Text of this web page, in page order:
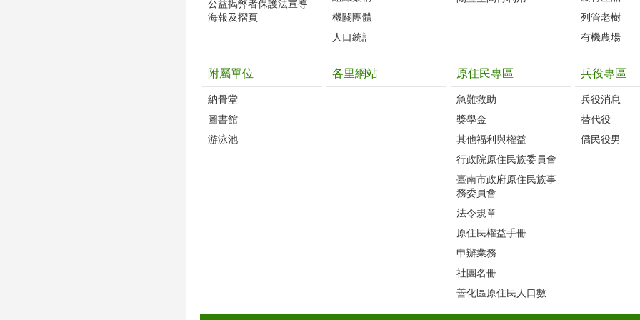
公益揭弊者保護法宣導
海報及摺頁
機關團體
人口統計
列管老樹
有機農場
附屬單位
納骨堂
圖書館
游泳池
各里網站 原住民專區
急難救助
獎學金
其他福利與權益
行政院原住民族委員會
臺南市政府原住民族事
務委員會
法令規章
原住民權益手冊
申辦業務
社團名冊
善化區原住民人口數
兵役專區
兵役消息
替代役
僑民役男